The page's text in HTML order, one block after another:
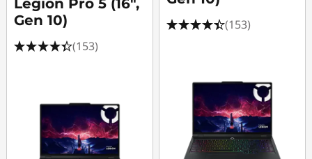
Legion Pro 5 (16",
Gen 10)
(153)
(153)